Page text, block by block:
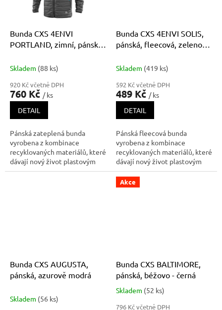
Bunda CXS 4ENVI
PORTLAND, zimní, pánská,
Skladem (88 ks)
920 Kč včetně DPH
760 Kč / ks
DETAIL
Pánská zateplená bunda
vyrobena z kombinace
recyklovaných materiálů, které
dávají nový život plastovým
lahvím. Pro výrobu jednoho
Bunda CXS 4ENVI SOLIS,
pánská, fleecová, zeleno-
Skladem (419 ks)
592 Kč včetně DPH
489 Kč / ks
DETAIL
Pánská fleecová bunda
vyrobena z kombinace
recyklovaných materiálů, které
dávají nový život plastovým
lahvím. Pro výrobu jednoho
kusu bundy bylo využito 60
kusů PET lahví. Je vhodná do
Bunda CXS AUGUSTA,
pánská, azurově modrá
Skladem (56 ks)
Akce
Bunda CXS BALTIMORE,
pánská, béžovo - černá
Průměrné
Skladem (52 ks)
796 Kč včetně DPH